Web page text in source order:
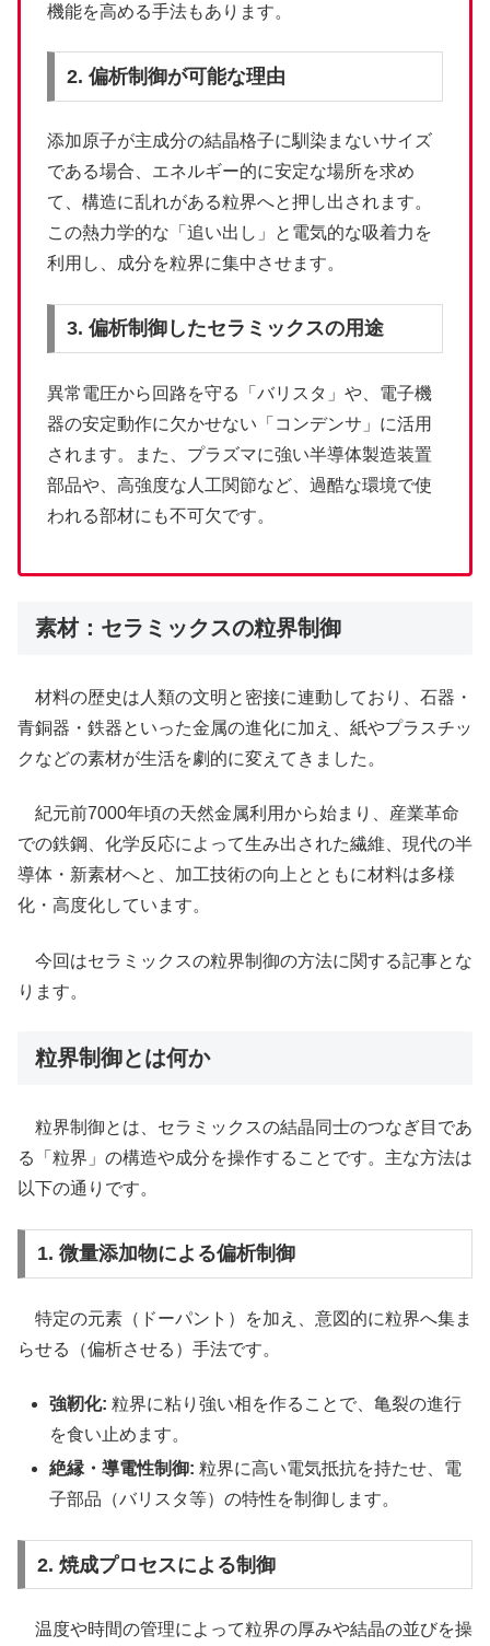
機能を高める手法もあります。
2. 偏析制御が可能な理由
添加原子が主成分の結晶格子に馴染まないサイズ
である場合、エネルギー的に安定な場所を求め
て、構造に乱れがある粒界へと押し出されます。
この熱力学的な「追い出し」と電気的な吸着力を
利用し、成分を粒界に集中させます。
3. 偏析制御したセラミックスの用途
異常電圧から回路を守る「バリスタ」や、電子機
器の安定動作に欠かせない「コンデンサ」に活用
されます。また、プラズマに強い半導体製造装置
部品や、高強度な人工関節など、過酷な環境で使
われる部材にも不可欠です。
素材：セラミックスの粒界制御
材料の歴史は人類の文明と密接に連動しており、石器・
青銅器・鉄器といった金属の進化に加え、紙やプラスチッ
クなどの素材が生活を劇的に変えてきました。
紀元前7000年頃の天然金属利用から始まり、産業革命
での鉄鋼、化学反応によって生み出された繊維、現代の半
導体・新素材へと、加工技術の向上とともに材料は多様
化・高度化しています。
今回はセラミックスの粒界制御の方法に関する記事とな
ります。
粒界制御とは何か
粒界制御とは、セラミックスの結晶同士のつなぎ目であ
る「粒界」の構造や成分を操作することです。主な方法は
以下の通りです。
1. 微量添加物による偏析制御
特定の元素（ドーパント）を加え、意図的に粒界へ集ま
らせる（偏析させる）手法です。
強靭化: 粒界に粘り強い相を作ることで、亀裂の進行
を食い止めます。
絶縁・導電性制御: 粒界に高い電気抵抗を持たせ、電
子部品（バリスタ等）の特性を制御します。
2. 焼成プロセスによる制御
温度や時間の管理によって粒界の厚みや結晶の並びを操